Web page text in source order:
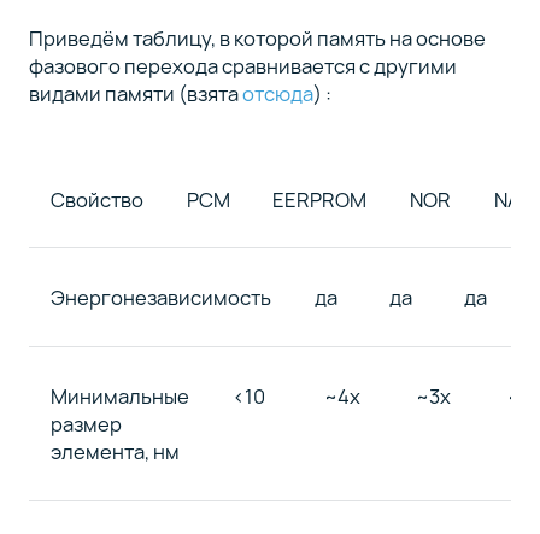
Приведём таблицу, в которой память на основе
фазового перехода сравнивается с другими
видами памяти (взятаотсюда) :
Свойство PCM EERPROM NOR
Энергонезависимость да да да
Минимальные
размер
элемента, нм
<10 ~4x ~3x ~1x